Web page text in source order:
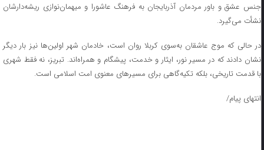
جنس عشق و باور مردمان آذربایجان به فرهنگ عاشورا و میهمان‌نوازی ریشه‌دارشان
نشأت می‌گیرد.
در حالی که موج عاشقان به‌سوی کربلا روان است، خادمان شهر اولین‌ها نیز بار دیگر
نشان دادند که در مسیر نور، ایثار و خدمت، پیشگام و همراه‌اند. تبریز، نه فقط شهری
با قدمت تاریخی، بلکه تکیه‌گاهی برای مسیرهای معنوی امت اسلامی است.
انتهای پیام/